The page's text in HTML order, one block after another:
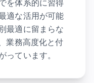
を体系的に習得
適な活用が可能
最適に留まらな
業務高度化と付
っています。